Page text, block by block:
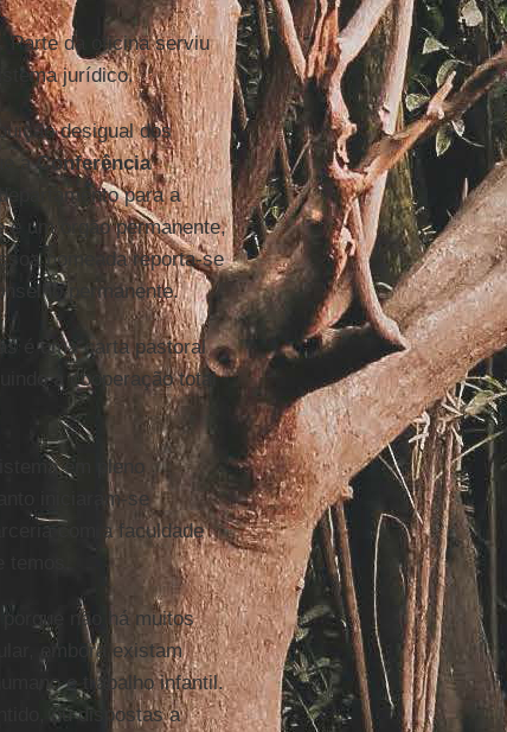
Parte da oficina serviu
jurídico.
desigual dos
aConferência
para a
é um órgão permanente,
nomeada reporta-se
permanente.
é uma carta pastoral
a cooperação total
em pleno
iniciaram-se
com a faculdade
não há muitos
embora existam
e trabalho infantil.
ou dispostas a